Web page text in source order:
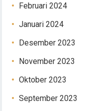
Februari 2024
Januari 2024
Desember 2023
November 2023
Oktober 2023
September 2023